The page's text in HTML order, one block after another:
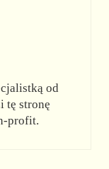
od
tę stronę
profit.